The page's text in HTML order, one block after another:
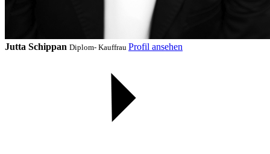
Jutta Schippan Diplom- Kauffrau Profil ansehen